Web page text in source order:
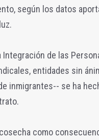
según los datos
de las
entidades sin
inmigrantes-- se ha
como